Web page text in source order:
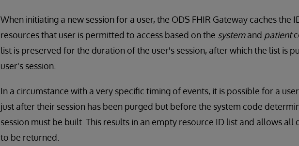
When initiating a new session for a user, the ODS FHIR Gateway caches the
resources that user is permitted to access based on the systemand patient
list is preserved for the duration of the user's session, after which the list is
user's session.
In a circumstance with a very specific timing of events, it is possible for a
just after their session has been purged but before the system code
session must be built. This results in an empty resource ID list and allows
to be returned.